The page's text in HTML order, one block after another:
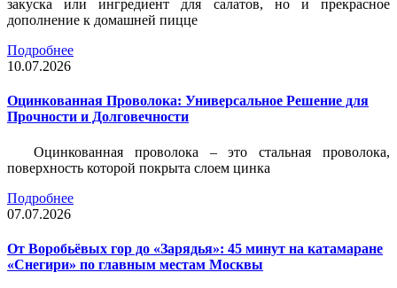
закуска или ингредиент для салатов, но и прекрасное
дополнение к домашней пицце
Подробнее
10.07.2026
Оцинкованная Проволока: Универсальное Решение для
Прочности и Долговечности
Оцинкованная проволока – это стальная проволока,
поверхность которой покрыта слоем цинка
Подробнее
07.07.2026
От Воробьёвых гор до «Зарядья»: 45 минут на катамаране
«Снегири» по главным местам Москвы